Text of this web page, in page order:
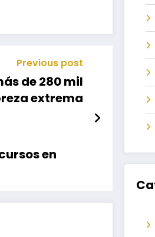
Previous post
de 280 mil
extrema
en